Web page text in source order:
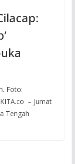
Foto:
– Jumat
Tengah